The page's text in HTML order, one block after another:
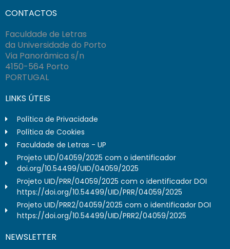
CONTACTOS
Faculdade de Letras
da Universidade do Porto
Via Panorâmica s/n
4150-564 Porto
PORTUGAL
LINKS ÚTEIS
Política de Privacidade
Política de Cookies
Faculdade de Letras - UP
Projeto UID/04059/2025 com o identificador
doi.org/10.54499/UID/04059/2025
Projeto UID/PRR/04059/2025 com o identificador DOI
https://doi.org/10.54499/UID/PRR/04059/2025
Projeto UID/PRR2/04059/2025 com o identificador DOI
https://doi.org/10.54499/UID/PRR2/04059/2025
NEWSLETTER